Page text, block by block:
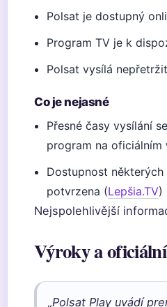
Polsat je dostupný
Program TV je k
Polsat vysílá
Co je nejasné
Přesné časy vysílání
program na oficiálním
Dostupnost
potvrzena (Lepšia.TV)
Nejspolehlivější
Výroky a
„Polsat Play uvádí